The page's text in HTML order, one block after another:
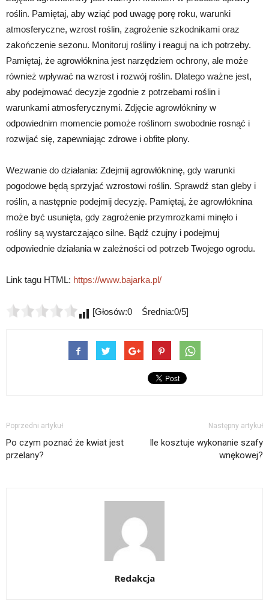
roślin. Pamiętaj, aby wziąć pod uwagę porę roku, warunki
atmosferyczne, wzrost roślin, zagrożenie szkodnikami oraz
zakończenie sezonu. Monitoruj rośliny i reaguj na ich potrzeby.
Pamiętaj, że agrowłóknina jest narzędziem ochrony, ale może
również wpływać na wzrost i rozwój roślin. Dlatego ważne jest,
aby podejmować decyzje zgodnie z potrzebami roślin i
warunkami atmosferycznymi. Zdjęcie agrowłókniny w
odpowiednim momencie pomoże roślinom swobodnie rosnąć i
rozwijać się, zapewniając zdrowe i obfite plony.
Wezwanie do działania: Zdejmij agrowłókninę, gdy warunki
pogodowe będą sprzyjać wzrostowi roślin. Sprawdź stan gleby i
roślin, a następnie podejmij decyzję. Pamiętaj, że agrowłóknina
może być usunięta, gdy zagrożenie przymrozkami minęło i
rośliny są wystarczająco silne. Bądź czujny i podejmuj
odpowiednie działania w zależności od potrzeb Twojego ogrodu.
Link tagu HTML: https://www.bajarka.pl/
[Głosów:0 Średnia:0/5]
Poprzedni artykuł
Po czym poznać że kwiat jest
przelany?
Następny artykuł
Ile kosztuje wykonanie szafy
wnękowej?
Redakcja